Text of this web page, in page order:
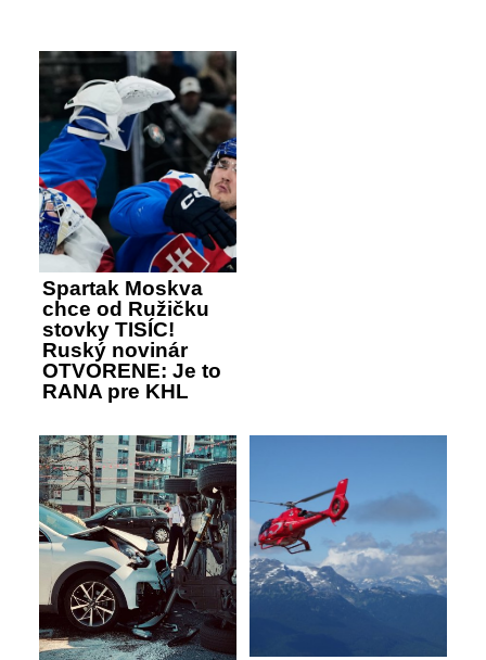
Spartak Moskva
chce od Ružičku
stovky TISÍC!
Ruský novinár
OTVORENE: Je to
RANA pre KHL